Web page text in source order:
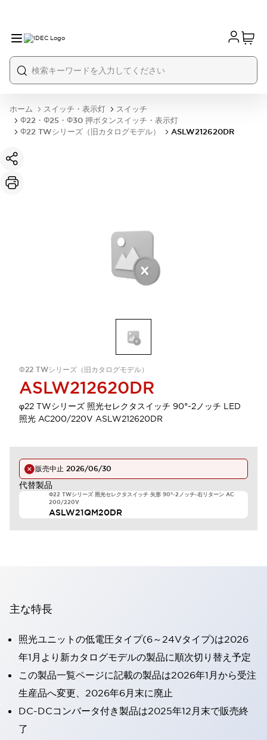
ホーム スイッチ・表示灯
スイッチ
Φ22・Φ25・Φ30 押ボタンスイッチ・表示灯
Φ22 TWシリーズ（旧カタログモデル）
ASLW212620DR
Φ22 TWシリーズ（旧カタログモデル）
ASLW212620DR
φ22 TWシリーズ 照光セレクタスイッチ 90°-2ノッチ LED
照光 AC200/220V ASLW212620DR
販売中止 2026/06/30
代替製品
Φ22 TWシリーズ 照光セレクタスイッチ 矢形 90°-2ノッチ-右リターン AC
200/220V
ASLW21QM20DR
主な特長
照光ユニットの低電圧タイプ(6～24Vタイプ)は2026
年1月より新カタログモデルの製品に順次切り替え予定
この製品一覧ページに記載の製品は2026年1月から受注
生産品へ変更、2026年6月末に廃止
DC-DCコンバータ付き製品は2025年12月末で販売終
了